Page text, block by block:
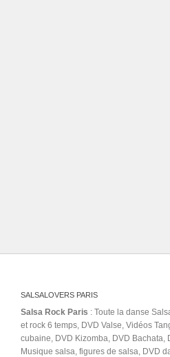
SALSALOVERS PARIS
Salsa Rock Paris : Toute la danse
et rock 6 temps, DVD Valse, Vidéos
cubaine, DVD Kizomba, DVD Bachata,
Musique salsa, figures de salsa, DVD